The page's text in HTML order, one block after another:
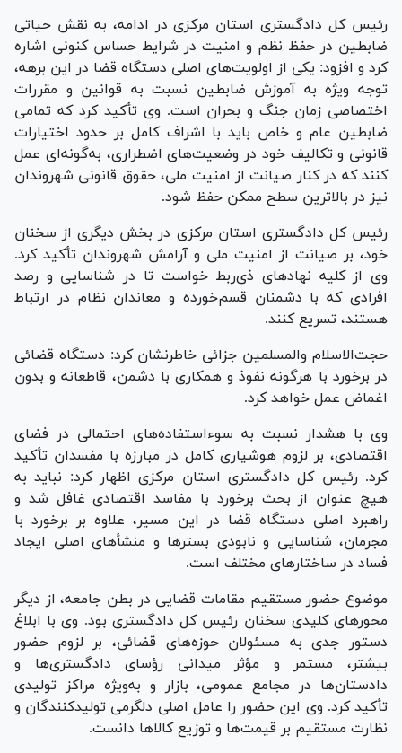
رئیس کل دادگستری استان مرکزی در ادامه، به نقش حیاتی
ضابطین در حفظ نظم و امنیت در شرایط حساس کنونی اشاره
کرد و افزود: یکی از اولویت‌های اصلی دستگاه قضا در این برهه،
توجه ویژه به آموزش ضابطین نسبت به قوانین و مقررات
اختصاصی زمان جنگ و بحران است. وی تأکید کرد که تمامی
ضابطین عام و خاص باید با اشراف کامل بر حدود اختیارات
قانونی و تکالیف خود در وضعیت‌های اضطراری، به‌گونه‌ای عمل
کنند که در کنار صیانت از امنیت ملی، حقوق قانونی شهروندان
نیز در بالاترین سطح ممکن حفظ شود.
رئیس کل دادگستری استان مرکزی در بخش دیگری از سخنان
خود، بر صیانت از امنیت ملی و آرامش شهروندان تأکید کرد.
وی از کلیه نهاد‌های ذی‌ربط خواست تا در شناسایی و رصد
افرادی که با دشمنان قسم‌خورده و معاندان نظام در ارتباط
هستند، تسریع کنند.
حجت‌الاسلام والمسلمین جزائی خاطرنشان کرد: دستگاه قضائی
در برخورد با هرگونه نفوذ و همکاری با دشمن، قاطعانه و بدون
اغماض عمل خواهد کرد.
وی با هشدار نسبت به سوءاستفاده‌های احتمالی در فضای
اقتصادی، بر لزوم هوشیاری کامل در مبارزه با مفسدان تأکید
کرد. رئیس کل دادگستری استان مرکزی اظهار کرد: نباید به
هیچ عنوان از بحث برخورد با مفاسد اقتصادی غافل شد و
راهبرد اصلی دستگاه قضا در این مسیر، علاوه بر برخورد با
مجرمان، شناسایی و نابودی بستر‌ها و منشأ‌های اصلی ایجاد
فساد در ساختار‌های مختلف است.
موضوع حضور مستقیم مقامات قضایی در بطن جامعه، از دیگر
محور‌های کلیدی سخنان رئیس کل دادگستری بود. وی با ابلاغ
دستور جدی به مسئولان حوزه‌های قضائی، بر لزوم حضور
بیشتر، مستمر و مؤثر میدانی رؤسای دادگستری‌ها و
دادستان‌ها در مجامع عمومی، بازار و به‌ویژه مراکز تولیدی
تأکید کرد. وی این حضور را عامل اصلی دلگرمی تولیدکنندگان و
نظارت مستقیم بر قیمت‌ها و توزیع کالا‌ها دانست.